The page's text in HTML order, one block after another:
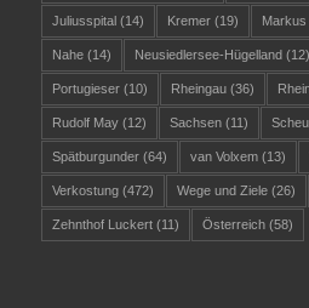
Juliusspital (14) Kremer(19)
Nahe(14) Neusiedlersee-Hügelland (12)
Portugieser(10) Rheingau(36)
Rudolf May(12) Sachsen(11)
Spätburgunder(64) van Volxem(13)
Verkostung(472) Wege und Ziele(26)
Zehnthof Luckert(11) Österreich(58)